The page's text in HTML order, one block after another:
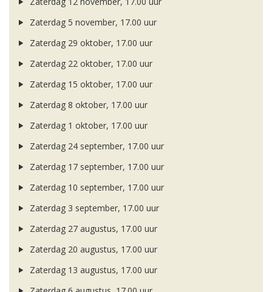
Zaterdag 5 november, 17.00 uur
Zaterdag 29 oktober, 17.00 uur
Zaterdag 22 oktober, 17.00 uur
Zaterdag 15 oktober, 17.00 uur
Zaterdag 8 oktober, 17.00 uur
Zaterdag 1 oktober, 17.00 uur
Zaterdag 24 september, 17.00 uur
Zaterdag 17 september, 17.00 uur
Zaterdag 10 september, 17.00 uur
Zaterdag 3 september, 17.00 uur
Zaterdag 27 augustus, 17.00 uur
Zaterdag 20 augustus, 17.00 uur
Zaterdag 13 augustus, 17.00 uur